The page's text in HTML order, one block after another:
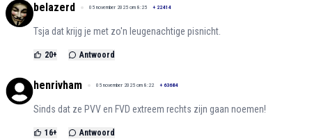
belazerd 05 november 2025 om 8:25 + 22414
Tsja dat krijg je met zo'n leugenachtige pisnicht.
20+ Antwoord
henrivham 05 november 2025 om 8:22 + 63684
Sinds dat ze PVV en FVD extreem rechts zijn gaan noemen!
16+ Antwoord